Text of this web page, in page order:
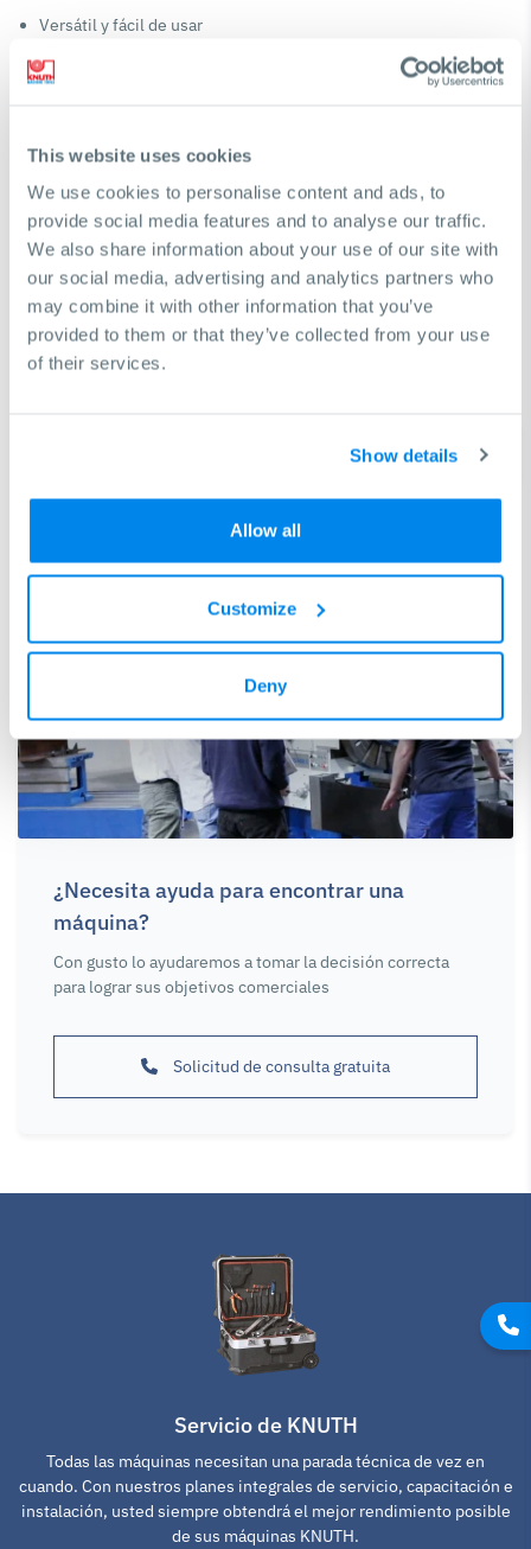
This website uses cookies
We use cookies to personalise content and ads, to
provide social media features and to analyse our traffic.
We also share information about your use of our site with
our social media, advertising and analytics partners who
may combine it with other information that you’ve
provided to them or that they’ve collected from your use
of their services.
Show details
Allow all
Customize
Deny
Versátil y fácil de usar
Probador de dureza para probar la dureza de acuerdo con
Brinell, Rockwell y Vickers
128 x 64 mm LCD
Precisión ± 0,8%
Cubierta resistente de aluminio fundido para un fácil manejo
Batería recargable que obtiene la energía a través del puerto
USB
Especificaciones técnicas
± 0,8 %
¿Necesita ayuda para encontrar una
máquina?
Con gusto lo ayudaremos a tomar la decisión correcta
para lograr sus objetivos comerciales
Solicitud de consulta gratuita
Servicio de KNUTH
Todas las máquinas necesitan una parada técnica de vez en
cuando. Con nuestros planes integrales de servicio, capacitación e
instalación, usted siempre obtendrá el mejor rendimiento posible
de sus máquinas KNUTH.